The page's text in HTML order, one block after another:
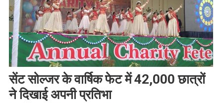
सेंट सोल्जर के वार्षिक फेट में 42,000 छात्रों
ने दिखाई अपनी प्रतिभा